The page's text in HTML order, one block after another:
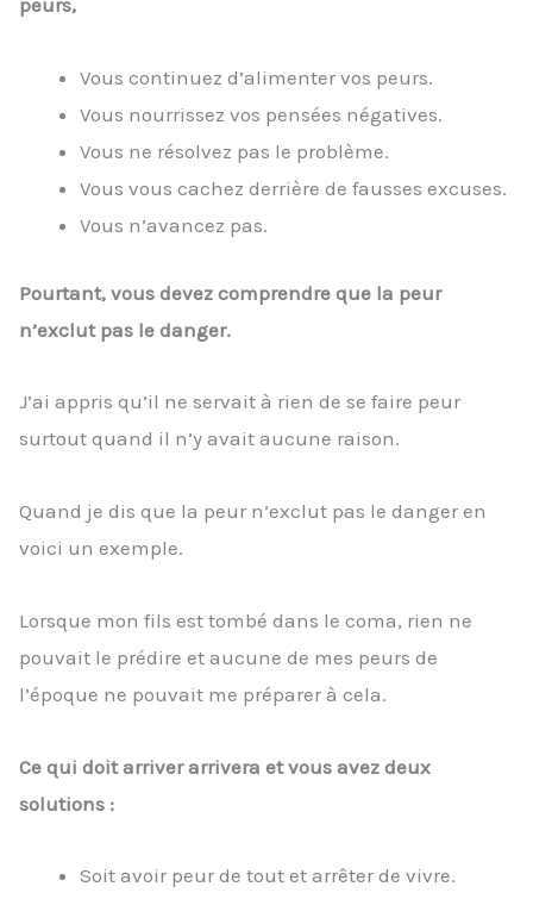
peurs,
Vous continuez d’alimenter vos peurs.
Vous nourrissez vos pensées négatives.
Vous ne résolvez pas le problème.
Vous vous cachez derrière de fausses excuses.
Vous n’avancez pas.
Pourtant, vous devez comprendre que la peur
n’exclut pas le danger.
J’ai appris qu’il ne servait à rien de se faire peur
surtout quand il n’y avait aucune raison.
Quand je dis que la peur n’exclut pas le danger en
voici un exemple.
Lorsque mon fils est tombé dans le coma, rien ne
pouvait le prédire et aucune de mes peurs de
l’époque ne pouvait me préparer à cela.
Ce qui doit arriver arrivera et vous avez deux
solutions :
Soit avoir peur de tout et arrêter de vivre.